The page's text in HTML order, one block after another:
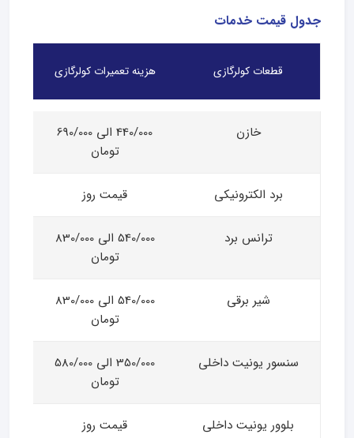
جدول قیمت خدمات
قطعات کولرگازی هزینه تعمیرات کولرگازی
خازن
440/000 الی 690/000
تومان
برد الکترونیکی قیمت روز
ترانس برد
540/000 الی 830/000
تومان
شیر برقی
540/000 الی 830/000
تومان
سنسور یونیت داخلی
350/000 الی 580/000
تومان
بلوور یونیت داخلی قیمت روز